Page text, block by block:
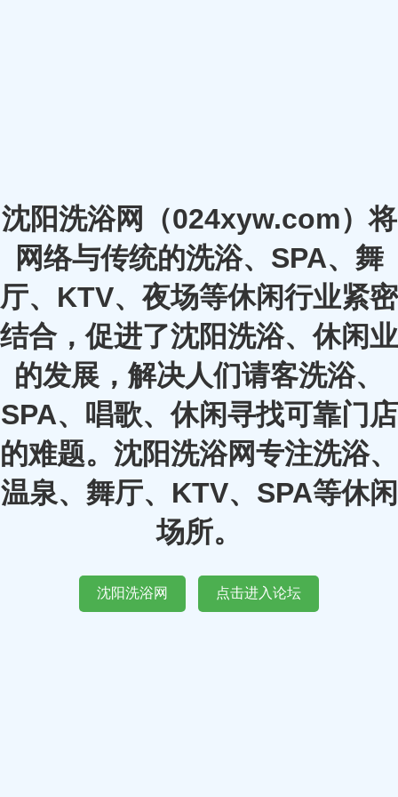
沈阳洗浴网（024xyw.com）将
网络与传统的洗浴、SPA、舞
厅、KTV、夜场等休闲行业紧密
结合，促进了沈阳洗浴、休闲业
的发展，解决人们请客洗浴、
SPA、唱歌、休闲寻找可靠门店
的难题。沈阳洗浴网专注洗浴、
温泉、舞厅、KTV、SPA等休闲
场所。
沈阳洗浴网 点击进入论坛